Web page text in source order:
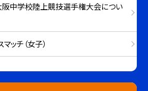
中学校陸上競技選手権大会につい
ッチ（女子）